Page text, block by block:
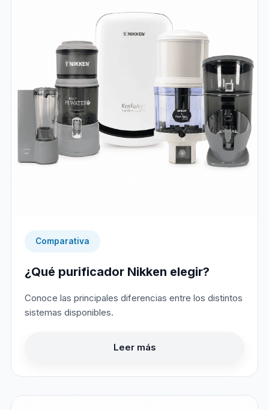
Comparativa
¿Qué purificador Nikken elegir?
Conoce las principales diferencias entre los distintos
sistemas disponibles.
Leer más